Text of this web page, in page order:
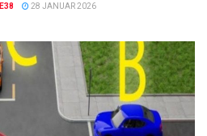
28 JANUAR 2026